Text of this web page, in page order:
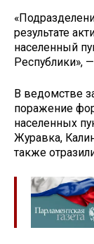
результате
населенный
Республики»,
В ведомстве
поражение
населенных
Журавка,
также